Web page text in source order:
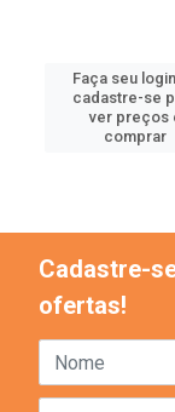
Faça seu
cadastre-se
ver preços
comprar
Cadastre-
ofertas!